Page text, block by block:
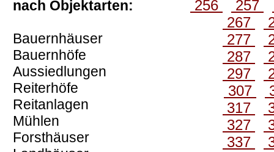
nach Objektarten:
Bauernhäuser
Bauernhöfe
Aussiedlungen
Reiterhöfe
Reitanlagen
Mühlen
Forsthäuser
256
257
267
277
287
297
307
317
327
337